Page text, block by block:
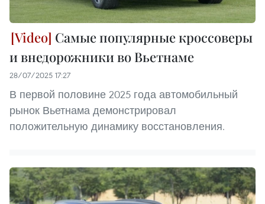
Самые популярные кроссоверы
и внедорожники во Вьетнаме
28/07/2025 17:27
В первой половине 2025 года автомобильный
рынок Вьетнама демонстрировал
положительную динамику восстановления.